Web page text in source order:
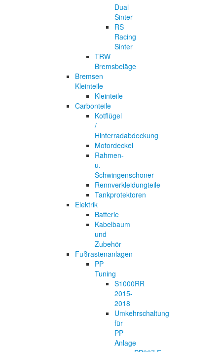
Dual
Sinter
RS
Racing
Sinter
TRW
Bremsbeläge
Bremsen
Kleinteile
Kleinteile
Carbonteile
Kotflügel
/
Hinterradabdeckung
Motordeckel
Rahmen-
u.
Schwingenschoner
Rennverkleidungteile
Tankprotektoren
Elektrik
Batterie
Kabelbaum
und
Zubehör
Fußrastenanlagen
PP
Tuning
S1000RR
2015-
2018
Umkehrschaltung
für
PP
Anlage